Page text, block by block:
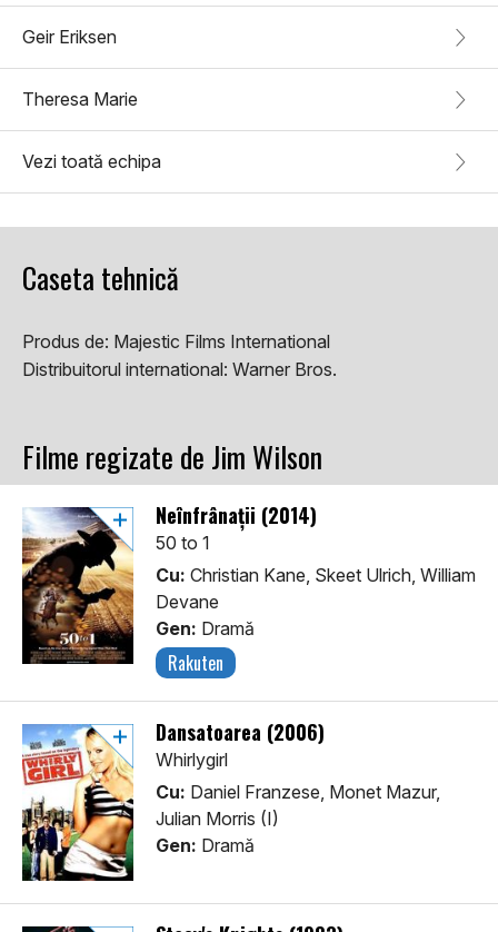
Geir Eriksen
Theresa Marie
Vezi toată echipa
Caseta tehnică
Produs de: Majestic Films International
Distribuitorul international: Warner Bros.
Filme regizate de Jim Wilson
Neînfrânații (2014)
50 to 1
Cu: Christian Kane, Skeet Ulrich, William
Devane
Gen: Dramă
Rakuten
Dansatoarea (2006)
Whirlygirl
Cu: Daniel Franzese, Monet Mazur,
Julian Morris (I)
Gen: Dramă